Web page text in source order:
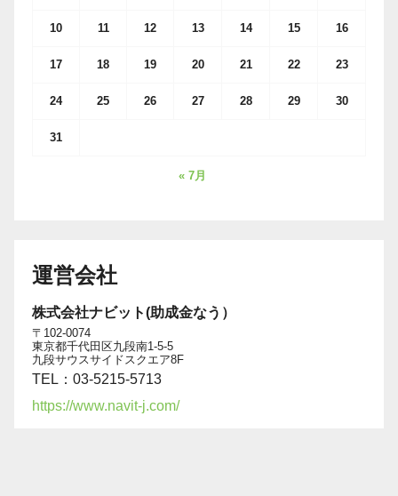
10 11 12 13 14 15 16
17 18 19 20 21 22 23
24 25 26 27 28 29 30
31
« 7月
運営会社
株式会社ナビット(助成金なう）
〒102-0074
東京都千代田区九段南1-5-5
九段サウスサイドスクエア8F
TEL：03-5215-5713
https://www.navit-j.com/